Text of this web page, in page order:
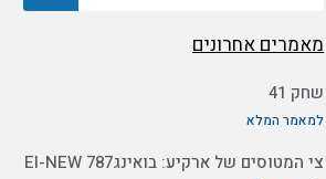
מאמרים אחרונים
שחק 41
למאמר המלא
צי המטוסים של ארקיע: בואינג787 EI-NEW